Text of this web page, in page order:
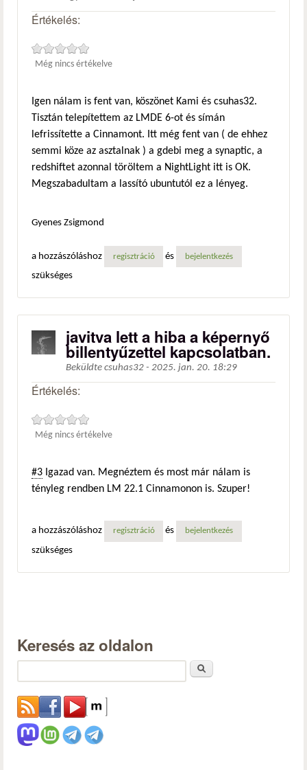
Értékelés:
Még nincs értékelve
Igen nálam is fent van, köszönet Kami és csuhas32.
Tisztán telepítettem az LMDE 6-ot és símán
lefrissítette a Cinnamont. Itt még fent van ( de ehhez
semmi köze az asztalnak ) a gdebi meg a synaptic, a
redshiftet azonnal töröltem a NightLight itt is OK.
Megszabadultam a lassító ubuntutól ez a lényeg.
Gyenes Zsigmond
a hozzászóláshoz regisztráció és bejelentkezés
szükséges
javitva lett a hiba a képernyő
billentyűzettel kapcsolatban.
Beküldte csuhas32 - 2025. jan. 20. 18:29
Értékelés:
Még nincs értékelve
#3 Igazad van. Megnéztem és most már nálam is
tényleg rendben LM 22.1 Cinnamonon is. Szuper!
a hozzászóláshoz regisztráció és bejelentkezés
szükséges
Keresés az oldalon